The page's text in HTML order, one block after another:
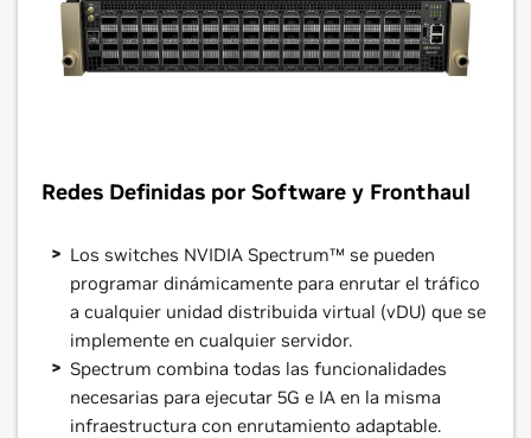
Redes Definidas por Software y Fronthaul
Los switches NVIDIA Spectrum­™ se pueden
programar dinámicamente para enrutar el tráfico
a cualquier unidad distribuida virtual (vDU) que se
implemente en cualquier servidor.
Spectrum combina todas las funcionalidades
necesarias para ejecutar 5G e IA en la misma
infraestructura con enrutamiento adaptable.